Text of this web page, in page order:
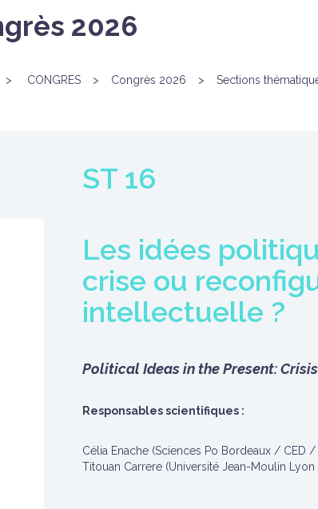
2026
> CONGRES > Congrès 2026 > Sections
ST 16
Les idées
crise ou
intellectuelle ?
Political Ideas in the Present:
Responsables scientifiques :
Célia Enache (Sciences Po Bordeaux / CED /
Titouan Carrere (Université Jean-Moulin